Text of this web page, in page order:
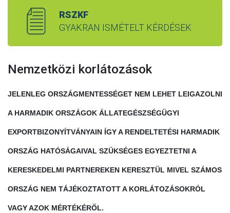
RSZKF
GYAKRAN ISMÉTELT KÉRDÉSEK
Nemzetközi korlátozások
JELENLEG ORSZÁGMENTESSÉGET NEM LEHET LEIGAZOLNI
A HARMADIK ORSZÁGOK ÁLLATEGÉSZSÉGÜGYI
EXPORTBIZONYÍTVÁNYAIN ÍGY A RENDELTETÉSI HARMADIK
ORSZÁG HATÓSÁGAIVAL SZÜKSÉGES EGYEZTETNI A
KERESKEDELMI PARTNEREKEN KERESZTÜL MIVEL SZÁMOS
ORSZÁG NEM TÁJÉKOZTATOTT A KORLÁTOZÁSOKRÓL
VAGY AZOK MÉRTÉKÉRŐL.